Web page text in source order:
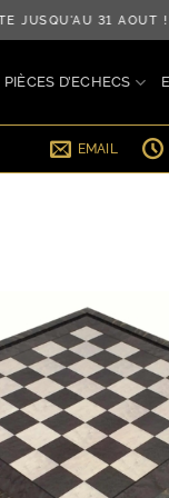
JUSQU'AU 31
PIÈCES D’ECHECS
EMAIL